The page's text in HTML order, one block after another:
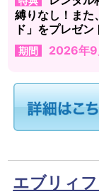
縛りなし！また
ド」をプレゼン
期間 2026年
エブリィ